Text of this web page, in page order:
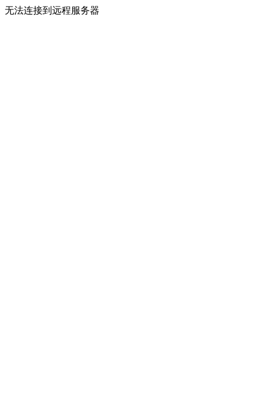
无法连接到远程服务器